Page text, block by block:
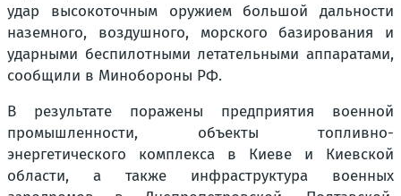
удар высокоточным оружием большой дальности
наземного, воздушного, морского базирования и
ударными беспилотными летательными аппаратами,
сообщили в Минобороны РФ.
В результате поражены предприятия военной
промышленности, объекты топливно-
энергетического комплекса в Киеве и Киевской
области, а также инфраструктура военных